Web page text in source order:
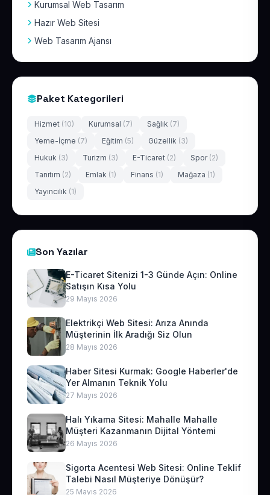
Kurumsal Web Tasarım
Hazır Web Sitesi
Web Tasarım Ajansı
Paket Kategorileri
Hizmet (10) Kurumsal (7) Sağlık (7)
Yeme-İçme (7) Eğitim (5) Güzellik (3)
Hukuk (3) Turizm (3) E-Ticaret (2) Spor (2)
Tanıtım (2) Emlak (1) Finans (1) Mağaza (1)
Yayıncılık (1)
Son Yazılar
E-Ticaret Sitenizi 1-3 Günde Açın: Online
Satışın Kısa Yolu
29 Mayıs 2026
Elektrikçi Web Sitesi: Arıza Anında
Müşterinin İlk Aradığı Siz Olun
28 Mayıs 2026
Haber Sitesi Kurmak: Google Haberler'de
Yer Almanın Teknik Yolu
27 Mayıs 2026
Halı Yıkama Sitesi: Mahalle Mahalle
Müşteri Kazanmanın Dijital Yöntemi
26 Mayıs 2026
Sigorta Acentesi Web Sitesi: Online Teklif
Talebi Nasıl Müşteriye Dönüşür?
25 Mayıs 2026